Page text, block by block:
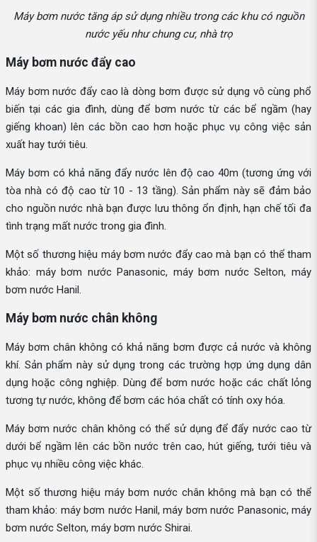
Máy bơm nước tăng áp sử dụng nhiều trong các khu có nguồn
nước yếu như chung cư, nhà trọ
Máy bơm nước đẩy cao
Máy bơm nước đẩy cao là dòng bơm được sử dụng vô cùng phổ
biến tại các gia đình, dùng để bơm nước từ các bể ngầm (hay
giếng khoan) lên các bồn cao hơn hoặc phục vụ công việc sản
xuất hay tưới tiêu.
Máy bơm có khả năng đẩy nước lên độ cao 40m (tương ứng với
tòa nhà có độ cao từ 10 - 13 tầng). Sản phẩm này sẽ đảm bảo
cho nguồn nước nhà bạn được lưu thông ổn định, hạn chế tối đa
tình trạng mất nước trong gia đình.
Một số thương hiệu máy bơm nước đẩy cao mà bạn có thể tham
khảo: máy bơm nước Panasonic, máy bơm nước Selton, máy
bơm nước Hanil.
Máy bơm nước chân không
Máy bơm chân không có khả năng bơm được cả nước và không
khí. Sản phẩm này sử dụng trong các trường hợp ứng dụng dân
dụng hoặc công nghiệp. Dùng để bơm nước hoặc các chất lỏng
tương tự nước, không để bơm các hóa chất có tính oxy hóa.
Máy bơm nước chân không có thể sử dụng để đẩy nước cao từ
dưới bể ngầm lên các bồn nước trên cao, hút giếng, tưới tiêu và
phục vụ nhiều công việc khác.
Một số thương hiệu máy bơm nước chân không mà bạn có thể
tham khảo: máy bơm nước Hanil, máy bơm nước Panasonic, máy
bơm nước Selton, máy bơm nước Shirai.